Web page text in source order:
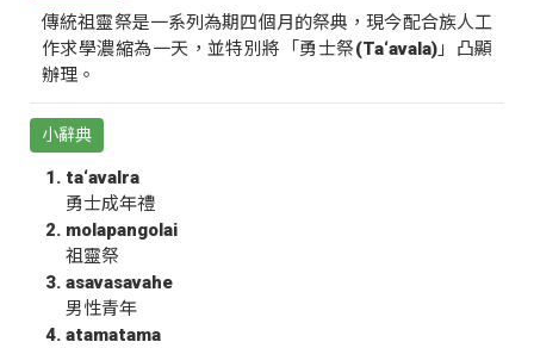
傳統祖靈祭是一系列為期四個月的祭典，現今配合族人工
作求學濃縮為一天，並特別將「勇士祭(Ta‘avala)」凸顯
辦理。
小辭典
ta‘avalra
勇士成年禮
molapangolai
祖靈祭
asavasavahe
男性青年
atamatama